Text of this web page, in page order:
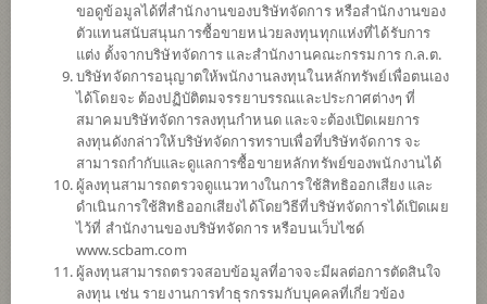
ข้อมูล ณ
มูลค่าหน่วยลงทุน
10.2207
-0.0119
ข้อมูล ณ วันที่ 5 ส.ค. 2569
ข้อมูลสรุป
ขอดูข้อมูลได้ที่สำนักงานของบริษัทจัดการ หรือสำนักงานของ
ตัวแทนสนับสนุนการซื้อขายหน่วยลงทุนทุกแห่งที่ได้รับการ
แต่ง ตั้งจากบริษัทจัดการ และสำนักงานคณะกรรมการ ก.ล.ต.
บริษัทจัดการอนุญาตให้พนักงานลงทุนในหลักทรัพย์เพื่อตนเอง
ได้โดยจะ ต้องปฏิบัติตมจรรยาบรรณและประกาศต่างๆ ที่
สมาคมบริษัทจัดการลงทุนกำหนด และจะต้องเปิดเผยการ
ลงทุนดังกล่าวให้บริษัทจัดการทราบเพื่อที่บริษัทจัดการ จะ
สามารถกำกับและดูแลการซื้อขายหลักทรัพย์ของพนักงานได้
ผู้ลงทุนสามารถตรวจดูแนวทางในการใช้สิทธิออกเสียง และ
ดำเนินการใช้สิทธิออกเสียงได้โดยวิธีที่บริษัทจัดการได้เปิดเผย
ไว้ที่ สำนักงานของบริษัทจัดการ หรือบนเว็บไซด์
www.scbam.com
ผู้ลงทุนสามารถตรวจสอบข้อมูลที่อาจจะมีผลต่อการตัดสินใจ
ลงทุน เช่น รายงานการทำธุรกรรมกับบุคคลที่เกี่ยวข้อง